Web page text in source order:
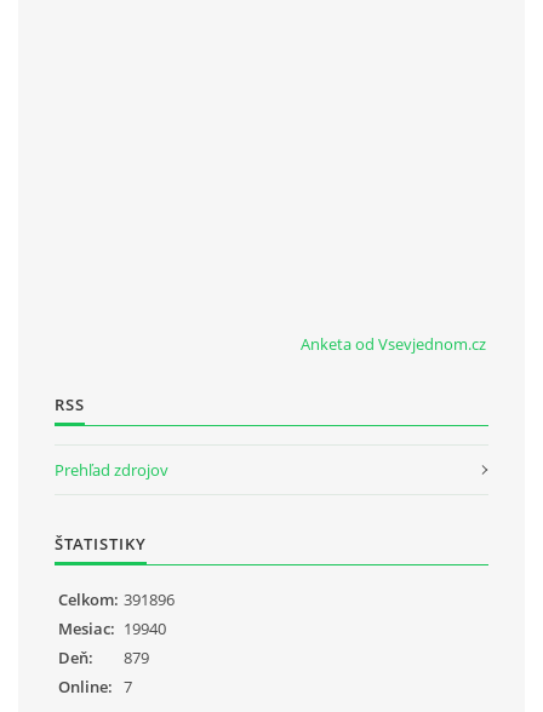
Anketa od Vsevjednom.cz
RSS
Prehľad zdrojov
ŠTATISTIKY
Online: 7
Celkom: 391896
Mesiac: 19940
Deň:
879